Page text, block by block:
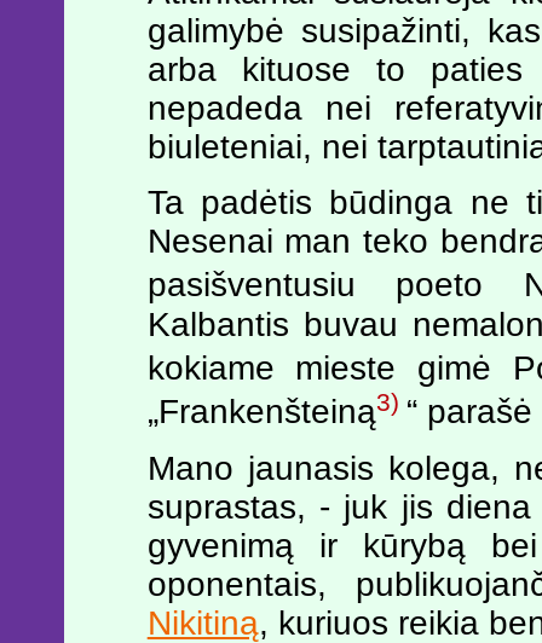
galimybė susipažinti,
arba kituose to
nepadeda nei
biuleteniai, nei
Ta padėtis būdinga ne
Nesenai man teko
pasišventusiu poeto
Kalbantis buvau
kokiame mieste gimė
„Frankenšteiną3) “ parašė
Mano jaunasis kolega,
suprastas, - juk jis diena
gyvenimą ir kūrybą
oponentais,
Nikitiną, kuriuos reikia